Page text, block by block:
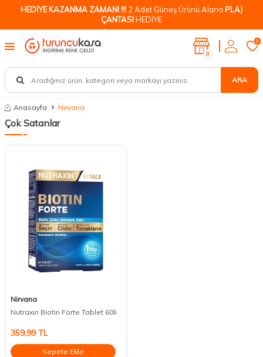
HEDİYE KAZANMA ZAMANI !!! 2 Adet Güneş Ürünü Alana PLAJ
ÇANTASIHEDİYE
ARA
0
0
Anasayfa Nirvana
Çok Satanlar
Nirvana
Nutraxin Biotin Forte Tablet 60lı
359,99TL
Sepete Ekle